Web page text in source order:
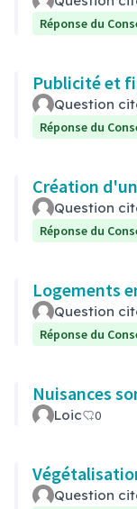
Réponse du
Publicité et
Question
Réponse du
Création
Question
Réponse du
Logements
Question
Réponse du
Nuisances
Loic 0
Question